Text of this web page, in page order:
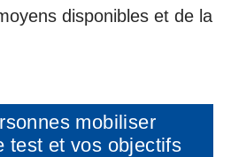
disponibles et de la
mobiliser
test et vos objectifs